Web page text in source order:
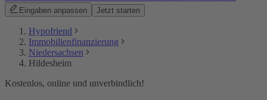
Eingaben anpassen Jetzt starten
Hypofriend
Immobilienfinanzierung
Niedersachsen
Hildesheim
Kostenlos, online und unverbindlich!